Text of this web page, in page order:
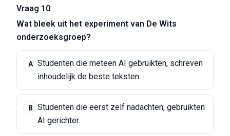
Vraag 10
Wat bleek uit het experiment van De Wits
onderzoeksgroep?
A Studenten die meteen AI gebruikten, schreven
inhoudelijk de beste teksten.
B
Studenten die eerst zelf nadachten, gebruikten
AI gerichter.